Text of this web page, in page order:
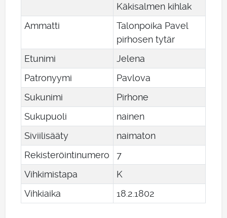
Käkisalmen kihlak
Ammatti
Talonpoika Pavel
pirhosen tytär
Etunimi
Jelena
Patronyymi
Pavlova
Sukunimi
Pirhone
Sukupuoli
nainen
Siviilisääty
naimaton
Rekisteröintinumero
7
Vihkimistapa
K
Vihkiaika
18 21802